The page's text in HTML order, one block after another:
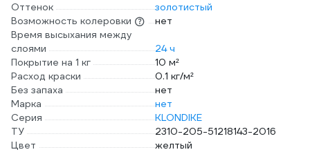
Оттенок
золотистый
Возможность колеровки
нет
Время высыхания между
слоями
24 ч
Покрытие на 1 кг
10 м²
Расход краски
0.1 кг/м²
Без запаха
нет
Марка
нет
Серия
KLONDIKE
ТУ
2310-205-51218143-2016
Цвет
желтый